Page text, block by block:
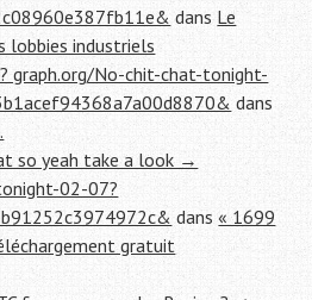
dans Le
lobbies industriels
graph.org/No-chit-chat-tonight-
dans
so yeah take a look →
02-07?
dans« 1699
gratuit